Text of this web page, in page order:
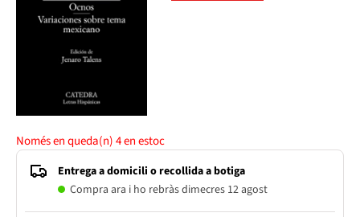
Només en queda(n)4en estoc
Entrega a domicili o recollida a botiga
Compra ara i ho rebràs dimecres 12 agost